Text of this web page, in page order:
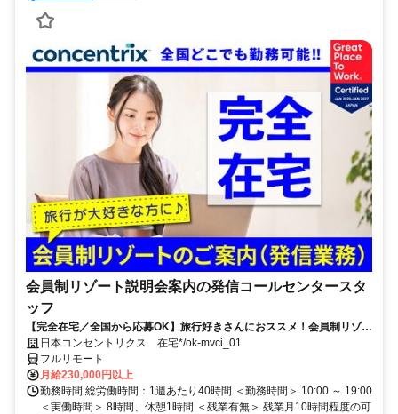
会員制リゾート説明会案内の発信コールセンタースタ
ッフ
【完全在宅／全国から応募OK】旅行好きさんにおススメ！会員制リゾー
トのご案内×テレワーク・リモートワーク◎月収34万円以上も可能！
日本コンセントリクス 在宅*/ok-mvci_01
フルリモート
月給230,000円以上
勤務時間 総労働時間：1週あたり40時間 ＜勤務時間＞ 10:00 ～ 19:00
＜実働時間＞ 8時間、休憩1時間 ＜残業有無＞ 残業月10時間程度の可